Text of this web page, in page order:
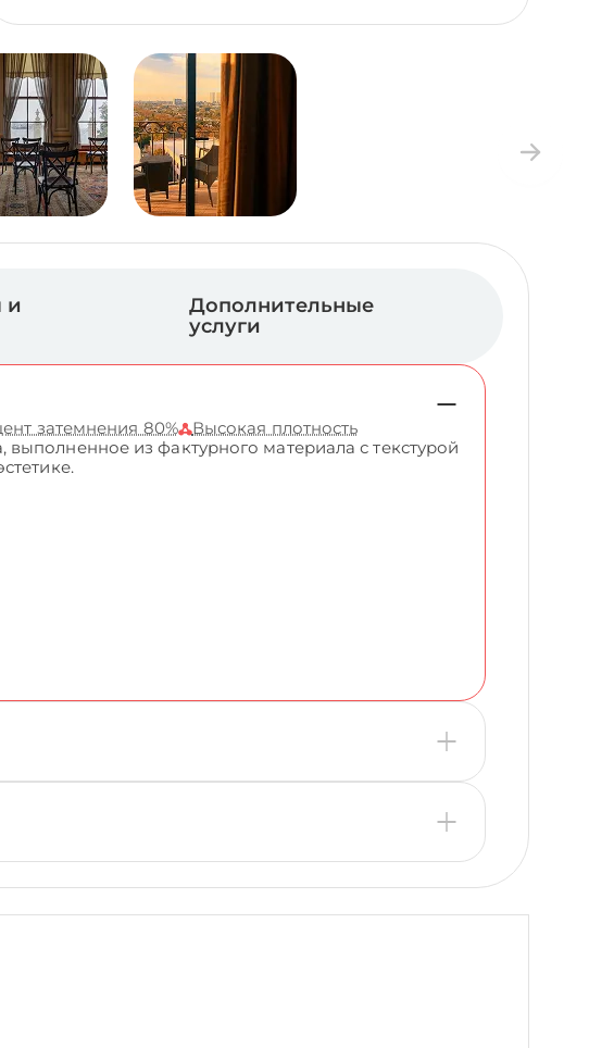
и
Дополнительные
услуги
затемнения 80%
Высокая плотность
из фактурного материала с текстурой